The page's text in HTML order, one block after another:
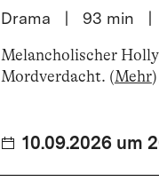
Drama 93 min
Melancholischer
Mordverdacht. (Mehr)
10.09.2026 um